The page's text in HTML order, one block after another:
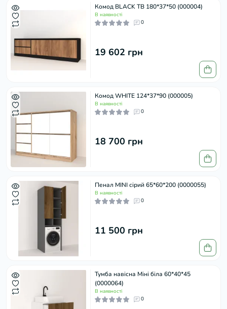
Комод BLACK ТВ 180*37*50 (000004)
В наявності
0
19 602 грн
Комод WHITE 124*37*90 (000005)
В наявності
0
18 700 грн
Пенал MINI сірий 65*60*200 (0000055)
В наявності
0
11 500 грн
Тумба навісна Міні біла 60*40*45
(0000064)
В наявності
0